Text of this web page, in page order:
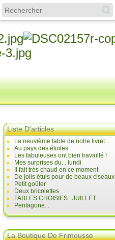
Liste D'articles
La neuvième fable de notre livret...
Au pays des étoiles
Les fabuleuses ont bien travaillé !
Mes surprises du... lundi
Il fait très chaud en ce moment
De jolis étuis pour de beaux ciseaux
Petit goûter
Deux bricolettes
FABLES CHOISIES : JUILLET
Pentagone...
La Boutique De Frimousse